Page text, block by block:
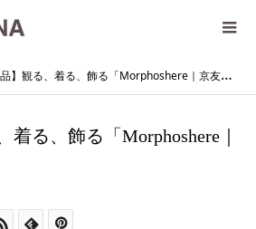
品】観る、着る、飾る「Morphoshere｜京友禅」
着る、飾る「Morphoshere｜